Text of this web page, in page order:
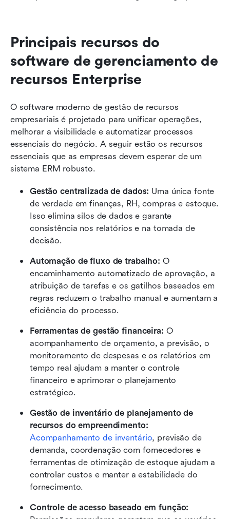
Principais recursos do
software de gerenciamento de
recursos Enterprise
O software moderno de gestão de recursos
empresariais é projetado para unificar operações,
melhorar a visibilidade e automatizar processos
essenciais do negócio. A seguir estão os recursos
essenciais que as empresas devem esperar de um
sistema ERM robusto.
Gestão centralizada de dados: Uma única fonte
de verdade em finanças, RH, compras e estoque.
Isso elimina silos de dados e garante
consistência nos relatórios e na tomada de
decisão.
Automação de fluxo de trabalho: O
encaminhamento automatizado de aprovação, a
atribuição de tarefas e os gatilhos baseados em
regras reduzem o trabalho manual e aumentam a
eficiência do processo.
Ferramentas de gestão financeira: O
acompanhamento de orçamento, a previsão, o
monitoramento de despesas e os relatórios em
tempo real ajudam a manter o controle
financeiro e aprimorar o planejamento
estratégico.
Gestão de inventário de planejamento de
recursos do empreendimento:
Acompanhamento de inventário, previsão de
demanda, coordenação com fornecedores e
ferramentas de otimização de estoque ajudam a
controlar custos e manter a estabilidade do
fornecimento.
Controle de acesso baseado em função: